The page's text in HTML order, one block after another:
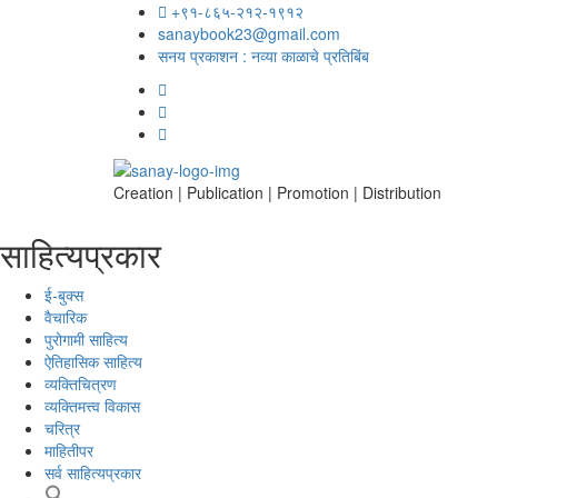
+९१-८६५-२१२-१९१२
sanaybook23@gmail.com
सनय प्रकाशन : नव्या काळाचे प्रतिबिंब
Creation | Publication | Promotion | Distribution
साहित्यप्रकार
ई-बुक्स
वैचारिक
पुरोगामी साहित्य
ऐतिहासिक साहित्य
व्यक्तिचित्रण
व्यक्तिमत्त्व विकास
चरित्र
माहितीपर
सर्व साहित्यप्रकार